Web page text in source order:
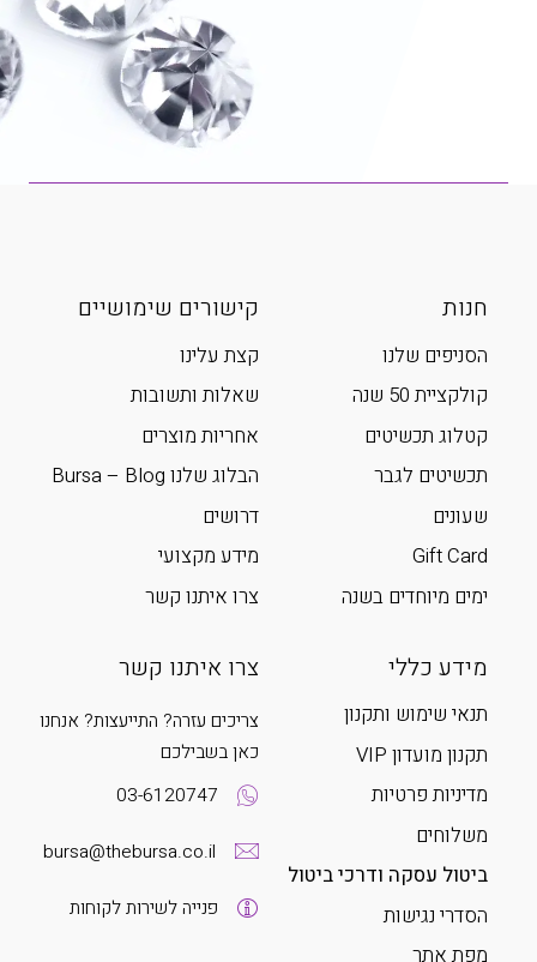
חנות
הסניפים שלנו
קולקציית 50 שנה
קטלוג תכשיטים
תכשיטים לגבר
שעונים
Gift Card
ימים מיוחדים בשנה
קישורים שימושיים
קצת עלינו
שאלות ותשובות
אחריות מוצרים
הבלוג שלנו Bursa – Blog
דרושים
מידע מקצועי
צרו איתנו קשר
מידע כללי
תנאי שימוש ותקנון
תקנון מועדון VIP
מדיניות פרטיות
משלוחים
ביטול עסקה ודרכי ביטול
הסדרי נגישות
מפת אתר
צרו איתנו קשר
צריכים עזרה? התייעצות? אנחנו
כאן בשבילכם
03-6120747
bursa@thebursa.co.il
פנייה לשירות לקוחות